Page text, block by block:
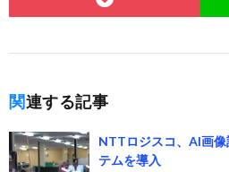
関連する記事
NTTロジスコ、AI画
テムを導入